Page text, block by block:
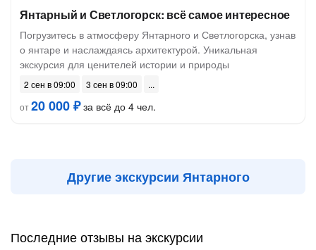
Янтарный и Светлогорск: всё самое интересное
Погрузитесь в атмосферу Янтарного и Светлогорска, узнав
о янтаре и наслаждаясь архитектурой. Уникальная
экскурсия для ценителей истории и природы
2 сен в 09:00
3 сен в 09:00
от20 000 ₽за всё до 4 чел.
Другие экскурсии Янтарного
Последние отзывы на экскурсии